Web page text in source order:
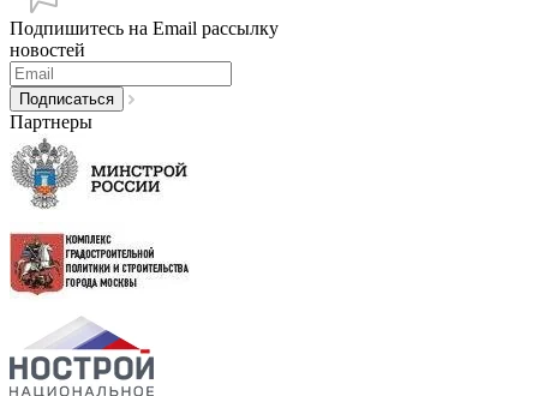
Подпишитесь на Email рассылку
новостей
Партнеры